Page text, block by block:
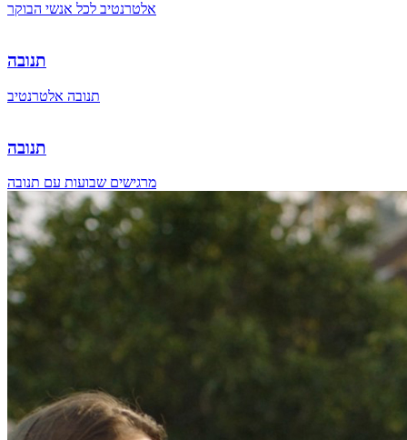
אלטרנטיב לכל אנשי הבוקר
תנובה
תנובה אלטרנטיב
תנובה
מרגישים שבועות עם תנובה